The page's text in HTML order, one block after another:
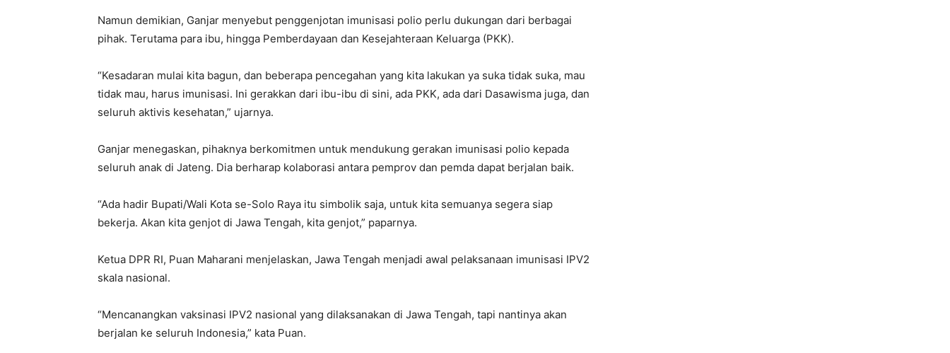
Namun demikian, Ganjar menyebut penggenjotan imunisasi polio perlu dukungan dari berbagai
pihak. Terutama para ibu, hingga Pemberdayaan dan Kesejahteraan Keluarga (PKK).
“Kesadaran mulai kita bagun, dan beberapa pencegahan yang kita lakukan ya suka tidak suka, mau
tidak mau, harus imunisasi. Ini gerakkan dari ibu-ibu di sini, ada PKK, ada dari Dasawisma juga, dan
seluruh aktivis kesehatan,” ujarnya.
Ganjar menegaskan, pihaknya berkomitmen untuk mendukung gerakan imunisasi polio kepada
seluruh anak di Jateng. Dia berharap kolaborasi antara pemprov dan pemda dapat berjalan baik.
“Ada hadir Bupati/Wali Kota se-Solo Raya itu simbolik saja, untuk kita semuanya segera siap
bekerja. Akan kita genjot di Jawa Tengah, kita genjot,” paparnya.
Ketua DPR RI, Puan Maharani menjelaskan, Jawa Tengah menjadi awal pelaksanaan imunisasi IPV2
skala nasional.
“Mencanangkan vaksinasi IPV2 nasional yang dilaksanakan di Jawa Tengah, tapi nantinya akan
berjalan ke seluruh Indonesia,” kata Puan.